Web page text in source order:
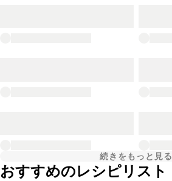
続きをもっと見る
おすすめのレシピリスト